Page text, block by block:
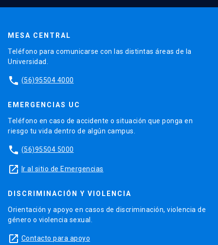
MESA CENTRAL
Teléfono para comunicarse con las distintas áreas de la
Universidad.
phone (56)95504 4000
EMERGENCIAS UC
Teléfono en caso de accidente o situación que ponga en
riesgo tu vida dentro de algún campus.
phone (56)95504 5000
launch Ir al sitio de Emergencias
DISCRIMINACIÓN Y VIOLENCIA
Orientación y apoyo en casos de discriminación, violencia de
género o violencia sexual.
launch Contacto para apoyo